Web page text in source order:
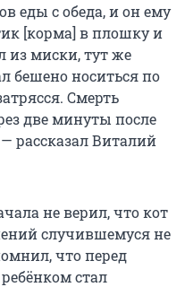
еды с обеда, и он ему
[корма] в плошку и
из миски, тут же
бешено носиться по
Смерть
две минуты после
рассказал Виталий
не верил, что кот
случившемуся не
что перед
стал